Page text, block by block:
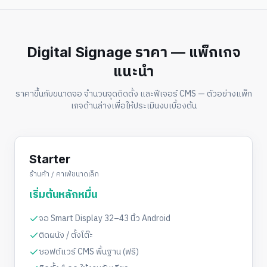
Digital Signage ราคา — แพ็กเกจ
แนะนำ
ราคาขึ้นกับขนาดจอ จำนวนจุดติดตั้ง และฟีเจอร์ CMS — ตัวอย่างแพ็ก
เกจด้านล่างเพื่อให้ประเมินงบเบื้องต้น
Starter
ร้านค้า / คาเฟ่ขนาดเล็ก
เริ่มต้นหลักหมื่น
จอ Smart Display 32–43 นิ้ว Android
ติดผนัง / ตั้งโต๊ะ
ซอฟต์แวร์ CMS พื้นฐาน (ฟรี)